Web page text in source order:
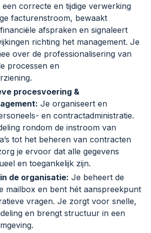
correcte en tijdige verwerking
facturenstroom, bewaakt
afspraken en signaleert
richting het management. Je
over de professionalisering van
processen en
procesvoering &
Je organiseert en
en contractadministratie.
rondom de instroom van
tot het beheren van contracten
je ervoor dat alle gegevens
en toegankelijk zijn.
de organisatie: Je beheert de
mailbox en bent hét aanspreekpunt
vragen. Je zorgt voor snelle,
en brengt structuur in een